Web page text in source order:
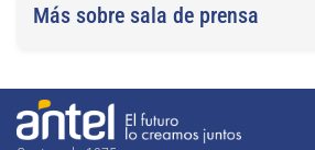
Más sobre sala de prensa